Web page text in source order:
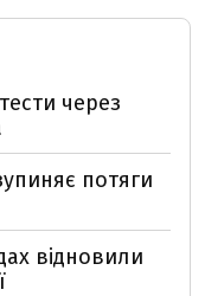
через
потяги
відновили